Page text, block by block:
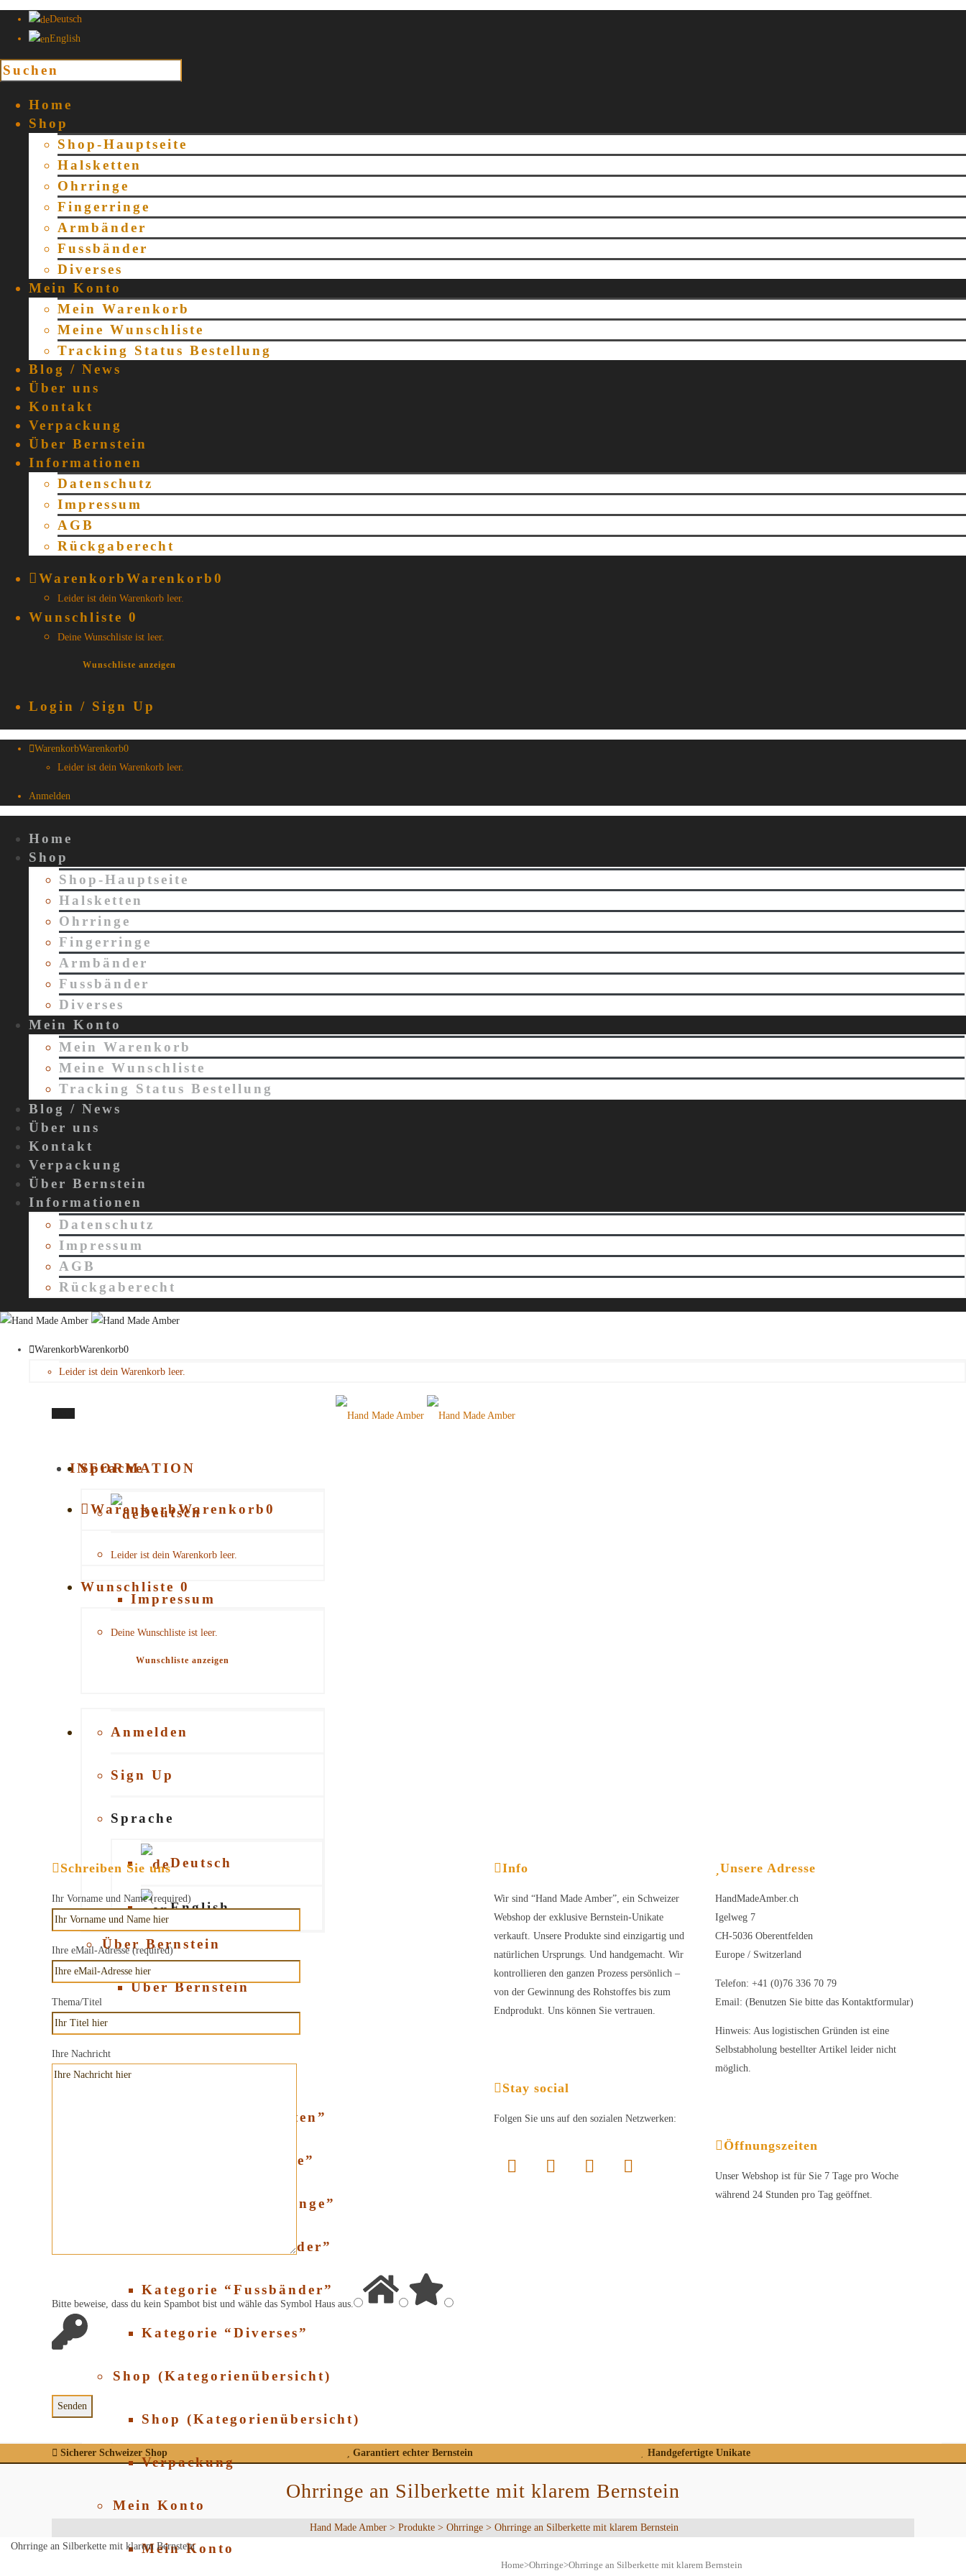
Deutsch
English
Home
Shop
Shop-Hauptseite
Halsketten
Ohrringe
Fingerringe
Armbänder
Fussbänder
Diverses
Mein Konto
Mein Warenkorb
Meine Wunschliste
Tracking Status Bestellung
Blog / News
Über uns
Kontakt
Verpackung
Über Bernstein
Informationen
Datenschutz
Impressum
AGB
Rückgaberecht
WarenkorbWarenkorb0
Leider ist dein Warenkorb leer.
Wunschliste 0
Deine Wunschliste ist leer.
Wunschliste anzeigen
Login / Sign Up
WarenkorbWarenkorb0
Leider ist dein Warenkorb leer.
Anmelden
Home
Shop
Shop-Hauptseite
Halsketten
Ohrringe
Fingerringe
Armbänder
Fussbänder
Diverses
Mein Konto
Mein Warenkorb
Meine Wunschliste
Tracking Status Bestellung
Blog / News
Über uns
Kontakt
Verpackung
Über Bernstein
Informationen
Datenschutz
Impressum
AGB
Rückgaberecht
WarenkorbWarenkorb0
Leider ist dein Warenkorb leer.
Sprache
Deutsch
English
INFORMATION
Kundeninformationen
Verpackung
Impressum
Rückgaberecht
Über uns
Blog / News
Kontakt
Über uns
Über Bernstein
Über Bernstein
SHOP
Produktkategorien
Kategorie “Halsketten”
Kategorie “Ohrringe”
Kategorie “Fingerringe”
Kategorie “Armbänder”
Kategorie “Fussbänder”
Kategorie “Diverses”
Shop (Kategorienübersicht)
Shop (Kategorienübersicht)
Verpackung
Mein Konto
Mein Konto
WarenkorbWarenkorb0
Leider ist dein Warenkorb leer.
Wunschliste 0
Deine Wunschliste ist leer.
Wunschliste anzeigen
Anmelden
Sign Up
Sprache
Deutsch
English
Schreiben Sie uns
Ihr Vorname und Name (required)
Ihre eMail-Adresse (required)
Thema/Titel
Ihre Nachricht
Bitte beweise, dass du kein Spambot bist und wähle das Symbol Haus aus.
Info
Wir sind “Hand Made Amber”, ein Schweizer
Webshop der exklusive Bernstein-Unikate
verkauft. Unsere Produkte sind einzigartig und
natürlichen Ursprungs. Und handgemacht. Wir
kontrollieren den ganzen Prozess persönlich –
von der Gewinnung des Rohstoffes bis zum
Endprodukt. Uns können Sie vertrauen.
Stay social
Folgen Sie uns auf den sozialen Netzwerken:
Unsere Adresse
HandMadeAmber.ch
Igelweg 7
CH-5036 Oberentfelden
Europe / Switzerland
Telefon: +41 (0)76 336 70 79
Email: (Benutzen Sie bitte das Kontaktformular)
Hinweis: Aus logistischen Gründen ist eine
Selbstabholung bestellter Artikel leider nicht
möglich.
Öffnungszeiten
Unser Webshop ist für Sie 7 Tage pro Woche
während 24 Stunden pro Tag geöffnet.
Sicherer Schweizer Shop Garantiert echter Bernstein Handgefertigte Unikate
Ohrringe an Silberkette mit klarem Bernstein
Hand Made Amber> Produkte> Ohrringe> Ohrringe an Silberkette mit klarem Bernstein
Ohrringe an Silberkette mit klarem Bernstein
Home>Ohrringe>Ohrringe an Silberkette mit klarem Bernstein